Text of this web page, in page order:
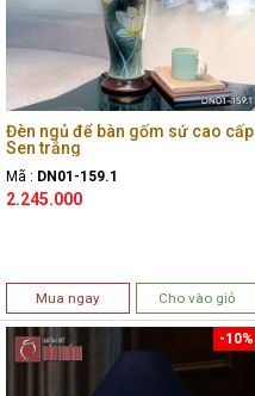
Đèn ngủ để bàn gốm sứ cao cấp
Sen trắng
Mã : DN01-159.1
2.245.000
Mua ngay Cho vào giỏ
-10%